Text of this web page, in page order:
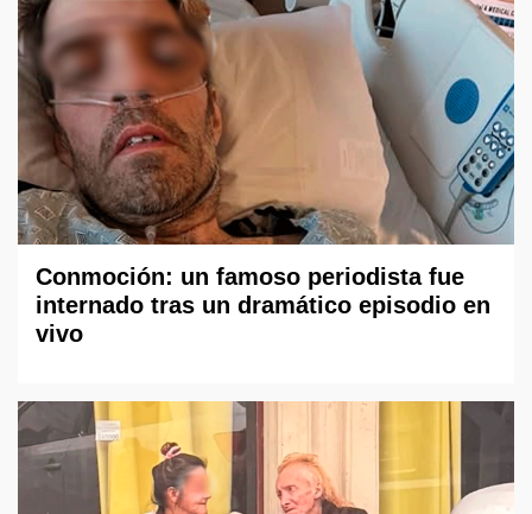
Conmoción: un famoso periodista fue
internado tras un dramático episodio en
vivo